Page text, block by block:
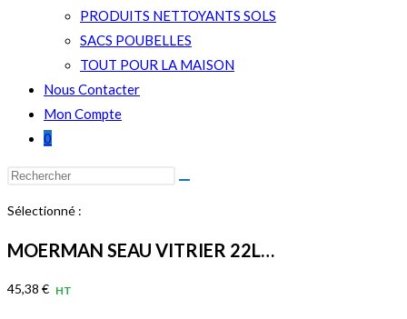
PRODUITS NETTOYANTS SOLS
SACS POUBELLES
TOUT POUR LA MAISON
Nous Contacter
Mon Compte
0
Rechercher
ce
site
Sélectionné :
MOERMAN SEAU VITRIER 22L…
45,38 € HT